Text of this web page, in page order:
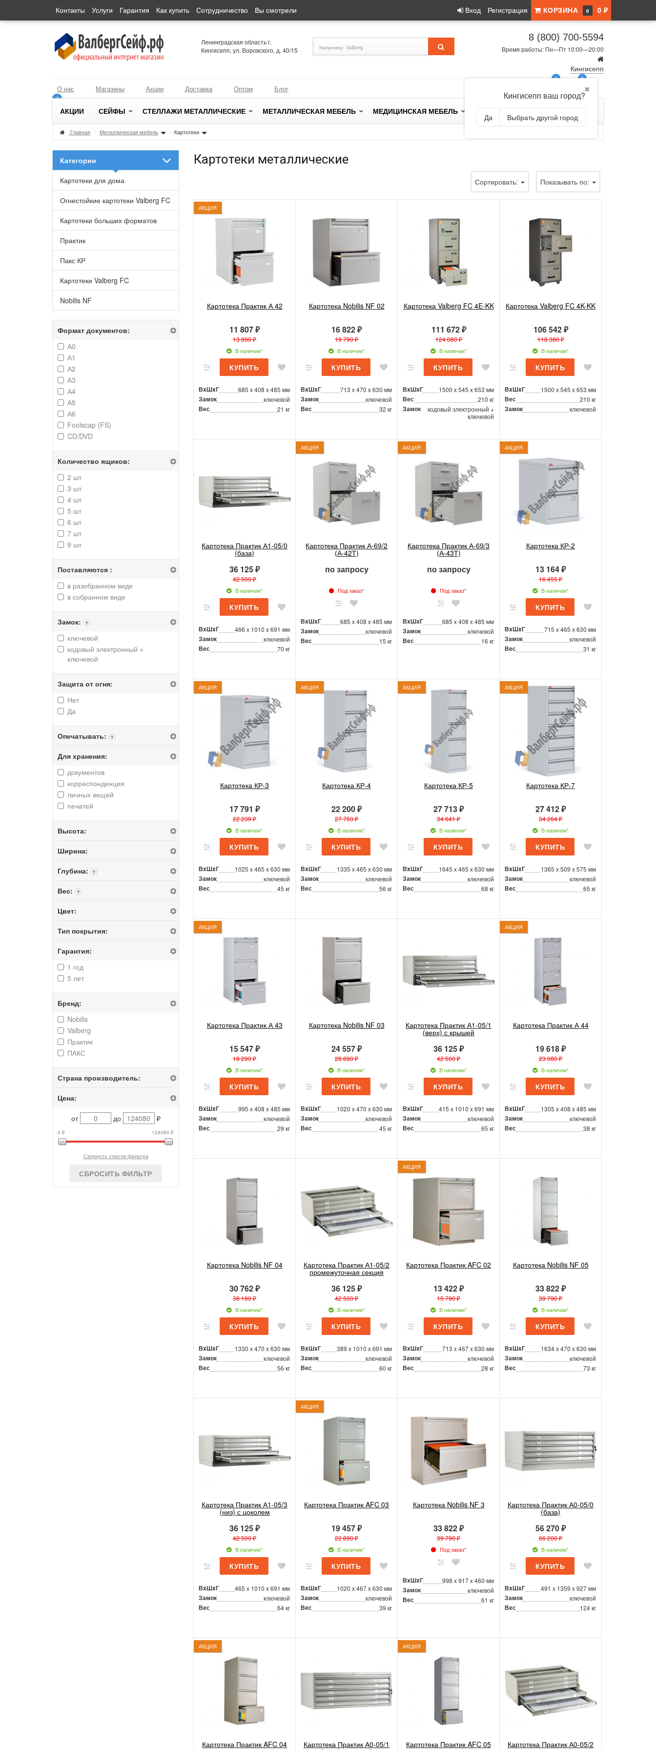
00
Контакты Услуги Гарантия Как купить Сотрудничество Вы смотрели Вход Регистрация КОРЗИНА 0 0 ₽
Ленинградская область г.
Кингисепп, ул. Воровского, д. 40/15
8 (800) 700-5594
Время работы: Пн—Пт 10:00—20:00
Кингисепп
✖
Кингисепп ваш город?
Да Выбрать другой город
О нас Магазины Акции Доставка Оптом Блог
0 0
АКЦИИ СЕЙФЫ СТЕЛЛАЖИ МЕТАЛЛИЧЕСКИЕ МЕТАЛЛИЧЕСКАЯ МЕБЕЛЬ МЕДИЦИНСКАЯ МЕБЕЛЬ
Главная / Металлическая мебель / Картотеки
Категории
Картотеки для дома
Огнестойкие картотеки Valberg FC
Картотеки больших форматов
Практик
Пакс КР
Картотеки Valberg FC
Nobilis NF
Формат документов:
А0
А1
А2
А3
А4
А5
А6
Foolscap (FS)
CD/DVD
Количество ящиков:
2 шт
3 шт
4 шт
5 шт
6 шт
7 шт
9 шт
Поставляются :
в разобранном виде
в собранном виде
Замок: ?
ключевой
кодовый электронный +
ключевой
Защита от огня:
Нет
Да
Опечатывать: ?
Для хранения:
документов
корреспонденция
личных вещей
печатей
Высота:
Ширина:
Глубина: ?
Вес: ?
Цвет:
Тип покрытия:
Гарантия:
1 год
5 лет
Бренд:
Nobilis
Valberg
Практик
ПАКС
Страна производитель:
Цена:
от до ₽
0 ₽ 124080 ₽
Свернуть список фильтра
СБРОСИТЬ ФИЛЬТР
Картотеки металлические
Сортировать: Показывать по:
АКЦИЯ
Картотека Практик А 42
11 807 ₽
13 890 ₽
В наличии*
ВxШxГ 685 x 408 x 485 мм
Замок ключевой
Вес 21 кг
Картотека Nobilis NF 02
16 822 ₽
19 790 ₽
В наличии*
ВxШxГ 713 x 470 x 630 мм
Замок ключевой
Вес 32 кг
Картотека Valberg FC 4E-KK
111 672 ₽
124 080 ₽
В наличии*
ВxШxГ 1500 x 545 x 653 мм
Вес 210 кг
Замок
кодовый электронный +
ключевой
Картотека Valberg FC 4K-KK
106 542 ₽
118 380 ₽
В наличии*
ВxШxГ 1500 x 545 x 653 мм
Вес 210 кг
Замок ключевой
Картотека Практик А1-05/0
(база)
36 125 ₽
42 500 ₽
В наличии*
ВxШxГ 466 x 1010 x 691 мм
Замок ключевой
Вес 70 кг
АКЦИЯ
Картотека Практик А-69/2
(А-42Т)
по запросу
Под заказ*
ВxШxГ 685 x 408 x 485 мм
Замок ключевой
Вес 15 кг
АКЦИЯ
Картотека Практик А-69/3
(А-43Т)
по запросу
Под заказ*
ВxШxГ 685 x 408 x 485 мм
Замок ключевой
Вес 16 кг
АКЦИЯ
Картотека КР-2
13 164 ₽
16 455 ₽
В наличии*
ВxШxГ 715 x 465 x 630 мм
Замок ключевой
Вес 31 кг
АКЦИЯ
Картотека КР-3
17 791 ₽
22 239 ₽
В наличии*
ВxШxГ 1025 x 465 x 630 мм
Замок ключевой
Вес 45 кг
АКЦИЯ
Картотека КР-4
22 200 ₽
27 750 ₽
В наличии*
ВxШxГ 1335 x 465 x 630 мм
Замок ключевой
Вес 56 кг
АКЦИЯ
Картотека КР-5
27 713 ₽
34 641 ₽
В наличии*
ВxШxГ 1645 x 465 x 630 мм
Замок ключевой
Вес 68 кг
АКЦИЯ
Картотека КР-7
27 412 ₽
34 264 ₽
В наличии*
ВxШxГ 1365 x 509 x 575 мм
Замок ключевой
Вес 65 кг
АКЦИЯ
Картотека Практик А 43
15 547 ₽
18 290 ₽
В наличии*
ВxШxГ 995 x 408 x 485 мм
Замок ключевой
Вес 29 кг
Картотека Nobilis NF 03
24 557 ₽
28 890 ₽
В наличии*
ВxШxГ 1020 x 470 x 630 мм
Замок ключевой
Вес 45 кг
Картотека Практик А1-05/1
(верх) с крышей
36 125 ₽
42 500 ₽
В наличии*
ВxШxГ 415 x 1010 x 691 мм
Замок ключевой
Вес 65 кг
АКЦИЯ
Картотека Практик А 44
19 618 ₽
23 080 ₽
В наличии*
ВxШxГ 1305 x 408 x 485 мм
Замок ключевой
Вес 38 кг
Картотека Nobilis NF 04
30 762 ₽
36 190 ₽
В наличии*
ВxШxГ 1330 x 470 x 630 мм
Замок ключевой
Вес 56 кг
Картотека Практик А1-05/2
промежуточная секция
36 125 ₽
42 500 ₽
В наличии*
ВxШxГ 389 x 1010 x 691 мм
Замок ключевой
Вес 60 кг
АКЦИЯ
Картотека Практик AFC 02
13 422 ₽
15 790 ₽
В наличии*
ВxШxГ 713 x 467 x 630 мм
Замок ключевой
Вес 28 кг
Картотека Nobilis NF 05
33 822 ₽
39 790 ₽
В наличии*
ВxШxГ 1634 x 470 x 630 мм
Замок ключевой
Вес 73 кг
Картотека Практик А1-05/3
(низ) с цоколем
36 125 ₽
42 500 ₽
В наличии*
ВxШxГ 465 x 1010 x 691 мм
Замок ключевой
Вес 64 кг
АКЦИЯ
Картотека Практик AFC 03
19 457 ₽
22 890 ₽
В наличии*
ВxШxГ 1020 x 467 x 630 мм
Замок ключевой
Вес 39 кг
Картотека Nobilis NF 3
33 822 ₽
39 790 ₽
Под заказ*
ВxШxГ 998 x 917 x 460 мм
Замок ключевой
Вес 61 кг
Картотека Практик А0-05/0
(база)
56 270 ₽
66 200 ₽
В наличии*
ВxШxГ 491 x 1359 x 927 мм
Замок ключевой
Вес 124 кг
АКЦИЯ
Картотека Практик AFC 04 Картотека Практик А0-05/1
АКЦИЯ
Картотека Практик AFC 05 Картотека Практик А0-05/2